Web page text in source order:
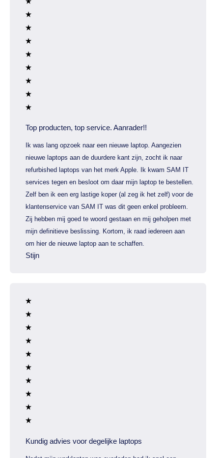
Top producten, top service. Aanrader!!
Ik was lang opzoek naar een nieuwe laptop. Aangezien
nieuwe laptops aan de duurdere kant zijn, zocht ik naar
refurbished laptops van het merk Apple. Ik kwam SAM IT
services tegen en besloot om daar mijn laptop te bestellen.
Zelf ben ik een erg lastige koper (al zeg ik het zelf) voor de
klantenservice van SAM IT was dit geen enkel probleem.
Zij hebben mij goed te woord gestaan en mij geholpen met
mijn definitieve beslissing. Kortom, ik raad iedereen aan
om hier de nieuwe laptop aan te schaffen.
Stijn
Kundig advies voor degelijke laptops